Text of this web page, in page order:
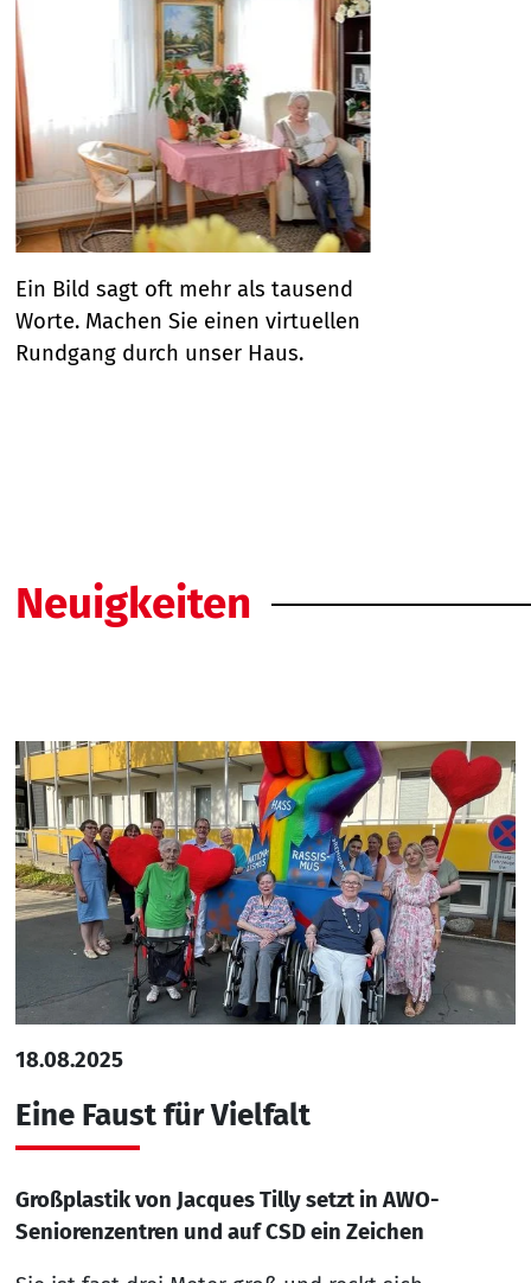
Ein Bild sagt oft mehr als tausend
Worte. Machen Sie einen virtuellen
Rundgang durch unser Haus.
Neuigkeiten
18.08.2025
Eine Faust für Vielfalt
Großplastik von Jacques Tilly setzt in AWO-
Seniorenzentren und auf CSD ein Zeichen